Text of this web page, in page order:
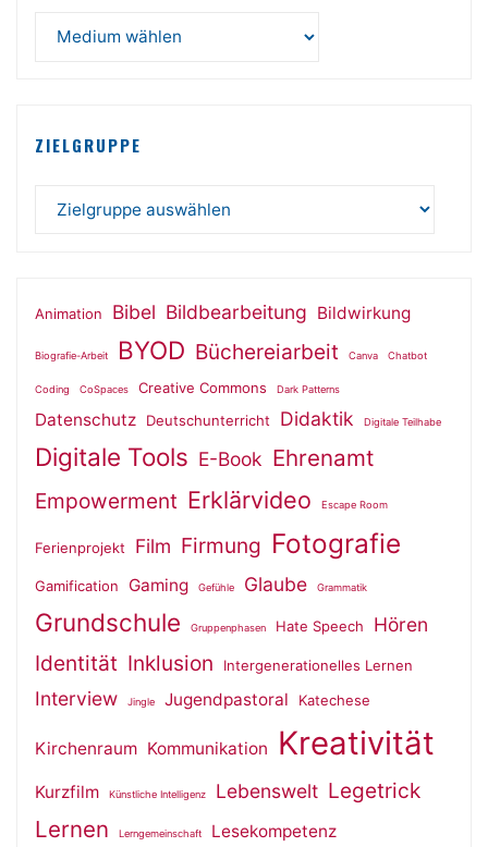
ZIELGRUPPE
Animation Bibel Bildbearbeitung Bildwirkung
Biografie-Arbeit BYOD Büchereiarbeit Canva Chatbot
Coding CoSpaces Creative Commons Dark Patterns
Datenschutz Deutschunterricht Didaktik Digitale Teilhabe
Digitale Tools E-Book Ehrenamt
Empowerment Erklärvideo Escape Room
Ferienprojekt Film Firmung Fotografie
Gamification Gaming Gefühle Glaube Grammatik
Grundschule Gruppenphasen Hate Speech Hören
Identität Inklusion Intergenerationelles Lernen
Interview Jingle Jugendpastoral Katechese
Kirchenraum Kommunikation Kreativität
Kurzfilm Künstliche Intelligenz Lebenswelt Legetrick
Lernen Lerngemeinschaft Lesekompetenz